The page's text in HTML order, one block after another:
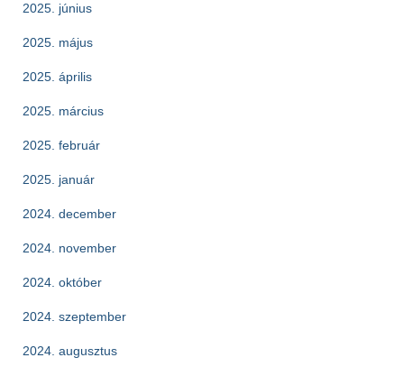
2025. június
2025. május
2025. április
2025. március
2025. február
2025. január
2024. december
2024. november
2024. október
2024. szeptember
2024. augusztus